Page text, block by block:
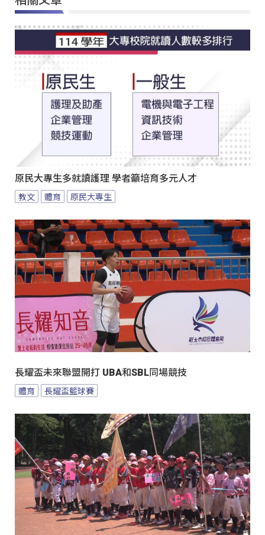
原民大專生多就讀護理 學者籲培育多元人才
教文 體育 原民大專生
長耀盃未來聯盟開打 UBA和SBL同場競技
體育 長耀盃籃球賽